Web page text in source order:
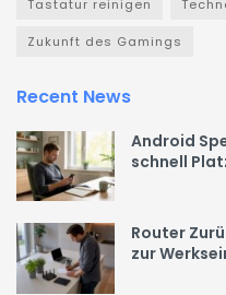
Tastatur reinigen
Zukunft des Gamings
Recent News
Android
schnell
Router
zur